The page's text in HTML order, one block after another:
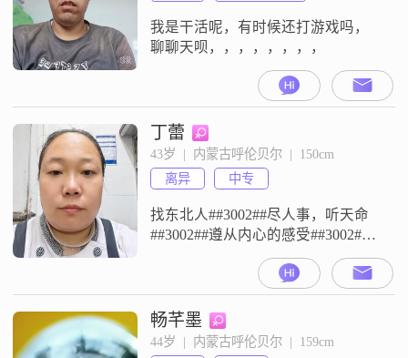
我是干活呢，有时候还打游戏吗，
聊聊天呗，，，，，，，，
丁蕾
43岁  |  内蒙古呼伦贝尔  |  150cm
离异
中专
找东北人##3002##尽人事，听天命
##3002##遵从内心的感受##3002##
己所不欲勿施于人##3002##知足常
畅芊墨
44岁  |  内蒙古呼伦贝尔  |  159cm